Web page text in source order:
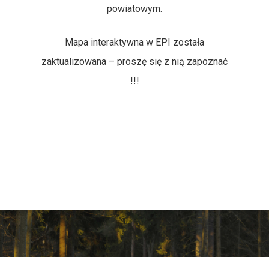
powiatowym.
Mapa interaktywna w EPI została
zaktualizowana – proszę się z nią zapoznać
!!!